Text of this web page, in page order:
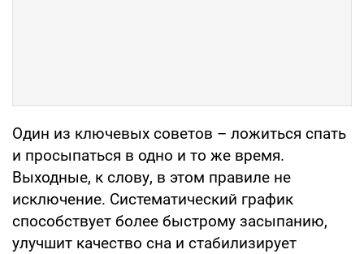
Один из ключевых советов – ложиться спать
и просыпаться в одно и то же время.
Выходные, к слову, в этом правиле не
исключение. Систематический график
способствует более быстрому засыпанию,
улучшит качество сна и стабилизирует